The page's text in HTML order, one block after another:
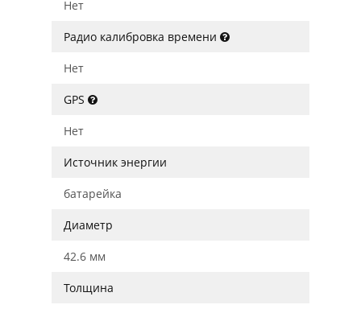
Нет
Радио калибровка времени
Нет
GPS
Нет
Источник энергии
батарейка
Диаметр
42.6 мм
Толщина